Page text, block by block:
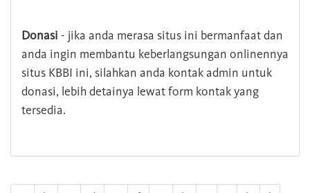
Donasi - jika anda merasa situs ini bermanfaat dan
anda ingin membantu keberlangsungan onlinennya
situs KBBI ini, silahkan anda kontak admin untuk
donasi, lebih detainya lewat form kontak yang
tersedia.